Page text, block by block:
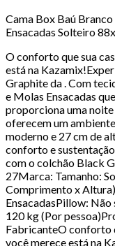
Cama Box Baú
Ensacadas Solteiro
O conforto que sua
está na
Graphite da . Com
e Molas Ensacadas
proporciona uma noite
oferecem um
moderno e 27 cm de
conforto e
com o colchão Black
27Marca: Tamanho:
Comprimento x
EnsacadasPillow:
120 kg (Por
FabricanteO conforto
você merece está na